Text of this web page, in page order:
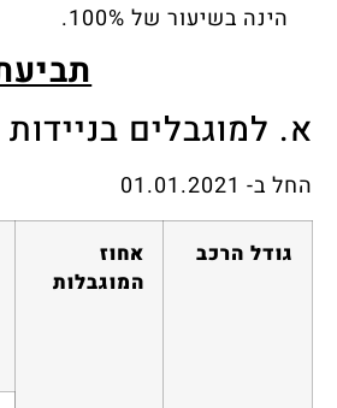
הינה בשיעור של 100%.
א. למוגבלים
החל ב- 01.01.2021
גודל הרכב
אחוז
המוגבלות